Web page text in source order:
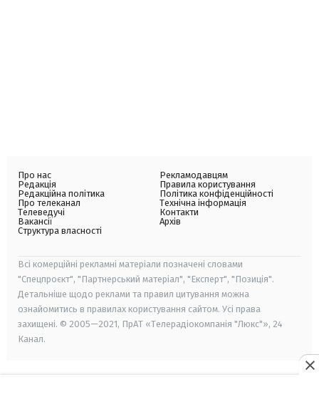
Про нас
Редакція
Редакційна політика
Про телеканал
Телеведучі
Вакансії
Структура власності
Рекламодавцям
Правила користування
Політика конфіденційності
Технічна інформація
Контакти
Архів
Всі комерційні рекламні матеріали позначені словами
"Спецпроєкт", "Партнерський матеріал", "Експерт", "Позиція".
Детальніше щодо реклами та правил цитування можна
ознайомитись в правилах користування сайтом. Усі права
захищені. © 2005—2021, ПрАТ «Телерадіокомпанія "Люкс"», 24
Канал.